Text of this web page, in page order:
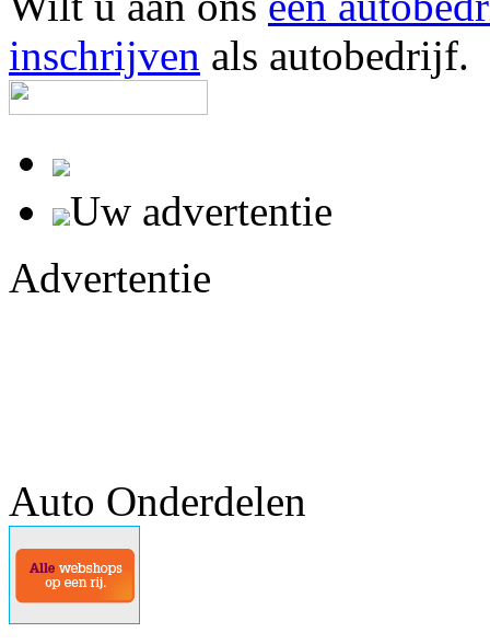
inschrijven als autobedrijf.
Uw advertentie
Advertentie
Auto Onderdelen